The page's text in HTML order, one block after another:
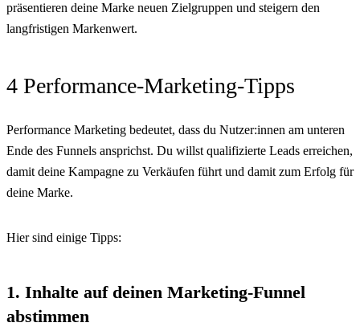
präsentieren deine Marke neuen Zielgruppen und steigern den
langfristigen Markenwert.
4 Performance-Marketing-Tipps
Performance Marketing bedeutet, dass du Nutzer:innen am unteren
Ende des Funnels ansprichst. Du willst qualifizierte Leads erreichen,
damit deine Kampagne zu Verkäufen führt und damit zum Erfolg für
deine Marke.
Hier sind einige Tipps:
1. Inhalte auf deinen Marketing-Funnel
abstimmen